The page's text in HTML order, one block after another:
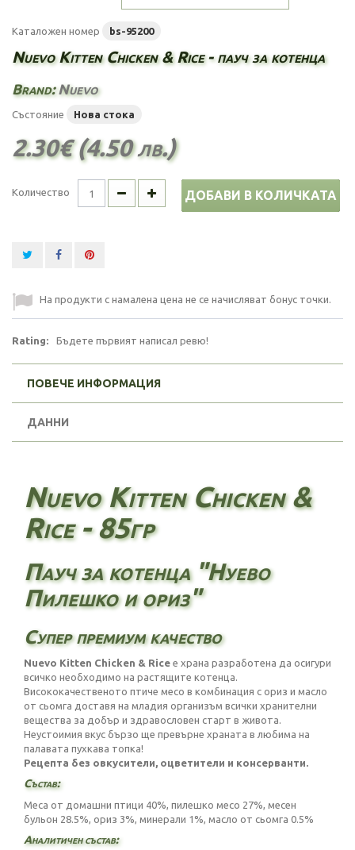
Каталожен номер bs-95200
Nuevo Kitten Chicken & Rice - пауч за котенца
Brand:Nuevo
Състояние Нова стока
2.30€ (4.50 лв.)
Количество ДОБАВИ В КОЛИЧКАТА
На продукти с намалена цена не се начисляват бонус точки.
Rating: Бъдете първият написал ревю!
ПОВЕЧЕ ИНФОРМАЦИЯ
ДАННИ
Nuevo Kitten Chicken &
Rice - 85гр
Пауч за котенца "Нуево
Пилешко и ориз"
Супер премиум качество
Nuevo Kitten Chicken & Rice е храна разработена да осигури
всичко необходимо на растящите котенца.
Висококачественото птиче месо в комбинация с ориз и масло
от сьомга доставя на младия организъм всички хранителни
вещества за добър и здравословен старт в живота.
Неустоимия вкус бързо ще превърне храната в любима на
палавата пухкава топка!
Рецепта без овкусители, оцветители и консерванти.
Състав:
Меса от домашни птици 40%, пилешко месо 27%, месен
бульон 28.5%, ориз 3%, минерали 1%, масло от сьомга 0.5%
Аналитичен състав: